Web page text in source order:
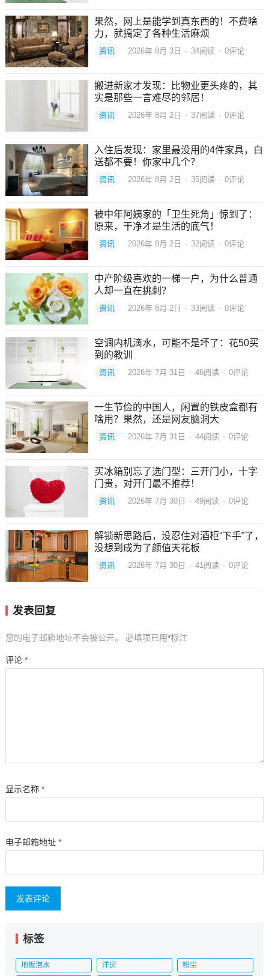
果然，网上是能学到真东西的！不费啥
力，就搞定了各种生活麻烦
资讯 2026年 8月 3日 · 34阅读 · 0评论
搬进新家才发现：比物业更头疼的，其
实是那些一言难尽的邻居！
资讯 2026年 8月 2日 · 37阅读 · 0评论
入住后发现：家里最没用的4件家具，白
送都不要！你家中几个？
资讯 2026年 8月 2日 · 35阅读 · 0评论
被中年阿姨家的「卫生死角」惊到了：
原来，干净才是生活的底气！
资讯 2026年 8月 2日 · 32阅读 · 0评论
中产阶级喜欢的一梯一户，为什么普通
人却一直在挑刺？
资讯 2026年 8月 2日 · 33阅读 · 0评论
空调内机滴水，可能不是坏了：花50买
到的教训
资讯 2026年 7月 31日 · 46阅读 · 0评论
一生节俭的中国人，闲置的铁皮盒都有
啥用？果然，还是网友脑洞大
资讯 2026年 7月 31日 · 44阅读 · 0评论
买冰箱别忘了选门型：三开门小，十字
门贵，对开门最不推荐！
资讯 2026年 7月 30日 · 49阅读 · 0评论
解锁新思路后，没忍住对酒柜“下手”了，
没想到成为了颜值天花板
资讯 2026年 7月 30日 · 41阅读 · 0评论
发表回复
您的电子邮箱地址不会被公开。 必填项已用*标注
评论 *
显示名称 *
电子邮箱地址 *
标签
地板泡水 洋房 粉尘